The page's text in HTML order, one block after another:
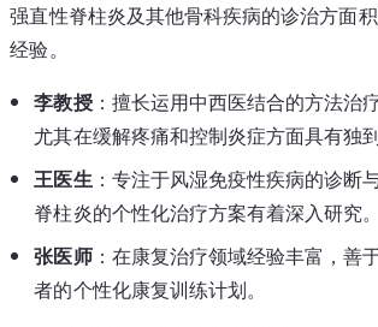
强直性脊柱炎及其他骨科疾病的诊治方面
经验。
李教授：擅长运用中西医结合的方法治
尤其在缓解疼痛和控制炎症方面具有独到
王医生：专注于风湿免疫性疾病的诊断
脊柱炎的个性化治疗方案有着深入研究。
张医师：在康复治疗领域经验丰富，善
者的个性化康复训练计划。